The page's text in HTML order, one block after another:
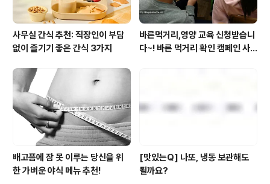
사무실 간식 추천: 직장인이 부담
없이 즐기기 좋은 간식 3가지
바른먹거리,영양 교육 신청받습니
다~! 바른 먹거리 확인 캠페인 사
배고픔에 잠 못 이루는 당신을 위
한 가벼운 야식 메뉴 추천!
[맛있는Q] 나또, 냉동 보관해도
될까요?